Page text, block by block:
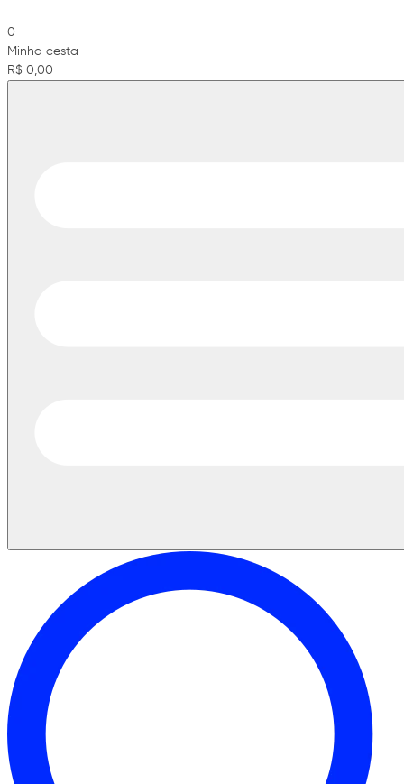
0
Minha cesta
R$ 0,00